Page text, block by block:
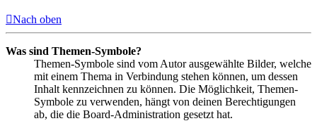
Nach oben
Was sind Themen-Symbole?
Themen-Symbole sind vom Autor ausgewählte Bilder, welche
mit einem Thema in Verbindung stehen können, um dessen
Inhalt kennzeichnen zu können. Die Möglichkeit, Themen-
Symbole zu verwenden, hängt von deinen Berechtigungen
ab, die die Board-Administration gesetzt hat.